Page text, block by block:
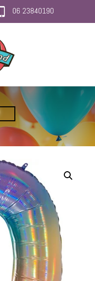
06 23840190